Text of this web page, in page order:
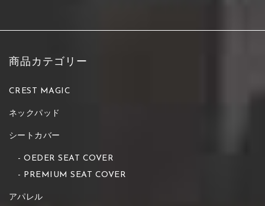
商品カテゴリー
CREST MAGIC
ネックパッド
シートカバー
OEDER SEAT COVER
PREMIUM SEAT COVER
アパレル